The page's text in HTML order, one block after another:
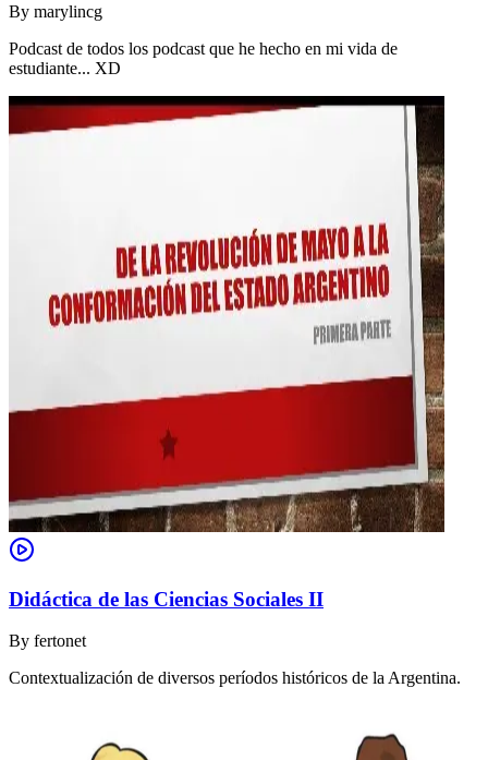
By marylincg
Podcast de todos los podcast que he hecho en mi vida de
estudiante... XD
Didáctica de las Ciencias Sociales II
By fertonet
Contextualización de diversos períodos históricos de la Argentina.